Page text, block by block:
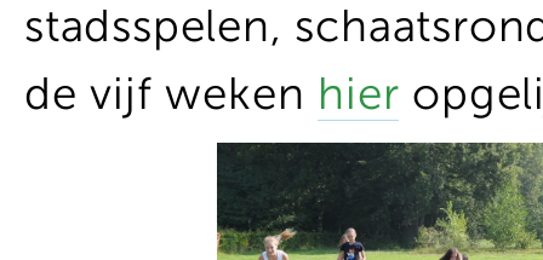
stadsspelen,
de vijf weken hier